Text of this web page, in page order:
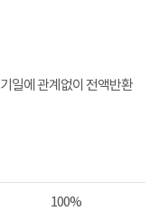
기일에 관계없이 전액반환
100%